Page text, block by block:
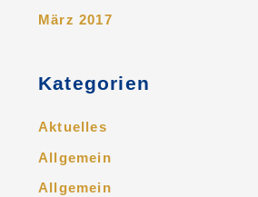
März 2017
Kategorien
Aktuelles
Allgemein
Allgemein